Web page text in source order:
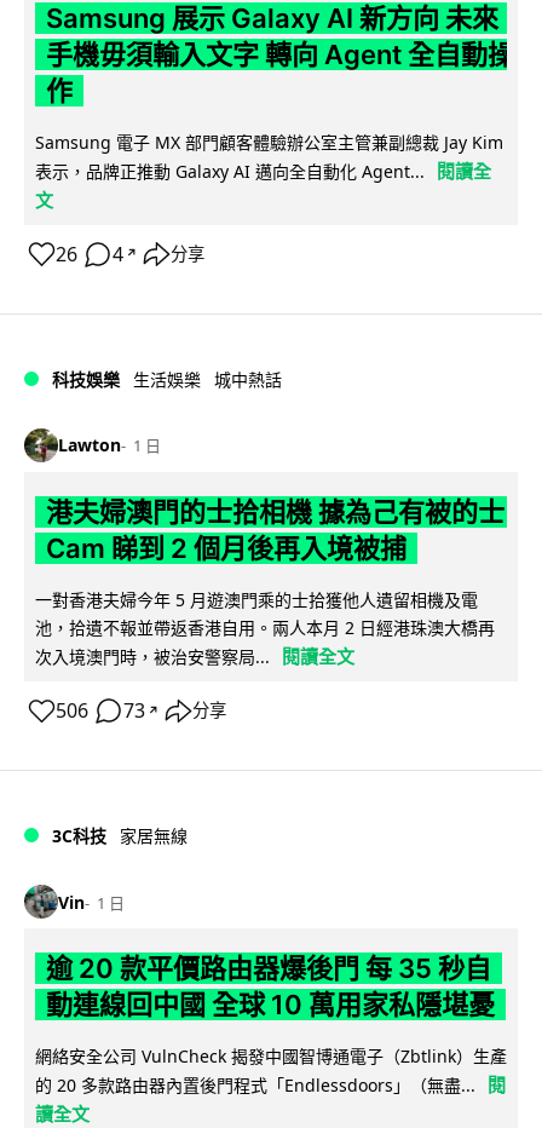
Samsung 展示 Galaxy AI 新方向 未來
手機毋須輸入文字 轉向 Agent 全自動操
作
Samsung 電子 MX 部門顧客體驗辦公室主管兼副總裁 Jay Kim
表示，品牌正推動 Galaxy AI 邁向全自動化 Agent...
閱讀全
文
26 4 ↗ 分享
科技娛樂 生活娛樂 城中熱話
Lawton 1 日
港夫婦澳門的士拾相機 據為己有被的士
Cam 睇到 2 個月後再入境被捕
一對香港夫婦今年 5 月遊澳門乘的士拾獲他人遺留相機及電
池，拾遺不報並帶返香港自用。兩人本月 2 日經港珠澳大橋再
次入境澳門時，被治安警察局...
閱讀全文
506 73 ↗ 分享
3C科技 家居無線
Vin 1 日
逾 20 款平價路由器爆後門 每 35 秒自
動連線回中國 全球 10 萬用家私隱堪憂
網絡安全公司 VulnCheck 揭發中國智博通電子（Zbtlink）生產
的 20 多款路由器內置後門程式「Endlessdoors」（無盡...
閱
讀全文